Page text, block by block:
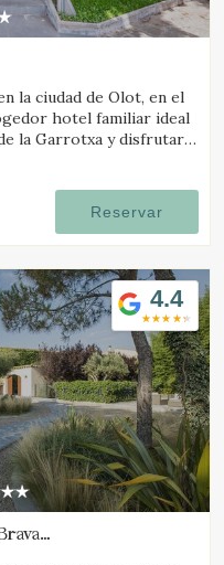
la ciudad de Olot, en el
hotel familiar ideal
la Garrotxa y disfrutar
Reservar
4.4